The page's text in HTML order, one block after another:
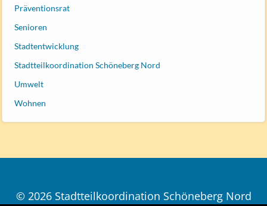
Präventionsrat
Senioren
Stadtentwicklung
Stadtteilkoordination Schöneberg Nord
Umwelt
Wohnen
© 2026 Stadtteilkoordination Schöneberg Nord